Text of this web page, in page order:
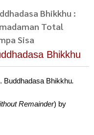
Bhikkhu :
Total
Sisa
Bhikkhu
Buddhadasa Bhikkhu.
Remainder) by